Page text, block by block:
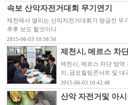
속보 산악자전거대회 무기연기
제천에서 열리는 산악자전거대회가 방금전 무
추후 보도 할것이다
2015-06-03 10:58:50
제천시, 메르스 차
제천시, 메르스 차단 방역
지, 금요힐링콘서트 및
2015-06-03 10:42:48
산악 자전거및 아